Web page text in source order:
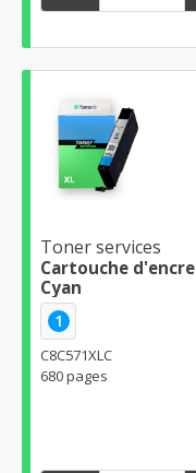
Toner services
Cartouche
Cyan
1
C8C571XLC
680 pages